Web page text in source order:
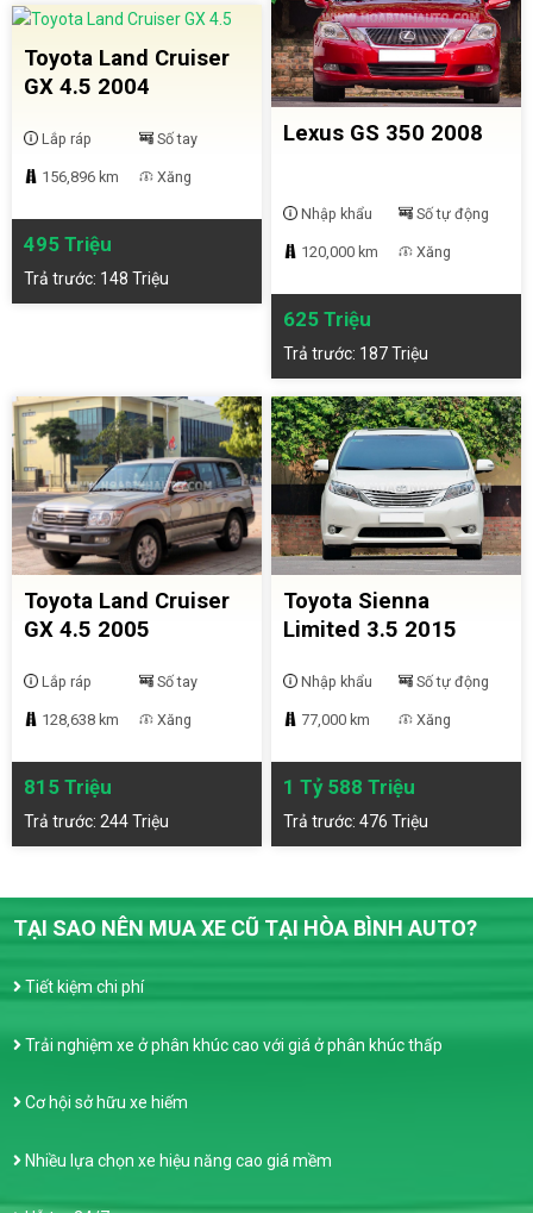
Toyota Land Cruiser
GX 4.5 2004
Lắp ráp Số tay
156,896 km Xăng
495 Triệu
Trả trước: 148 Triệu
Lexus GS 350 2008
Nhập khẩu Số tự động
120,000 km Xăng
625 Triệu
Trả trước: 187 Triệu
Toyota Land Cruiser
GX 4.5 2005
Lắp ráp Số tay
128,638 km Xăng
815 Triệu
Trả trước: 244 Triệu
Toyota Sienna
Limited 3.5 2015
Nhập khẩu Số tự động
77,000 km Xăng
1 Tỷ 588 Triệu
Trả trước: 476 Triệu
TẠI SAO NÊN MUA XE CŨ TẠI HÒA BÌNH AUTO?
Tiết kiệm chi phí
Trải nghiệm xe ở phân khúc cao với giá ở phân khúc thấp
Cơ hội sở hữu xe hiếm
Nhiều lựa chọn xe hiệu năng cao giá mềm